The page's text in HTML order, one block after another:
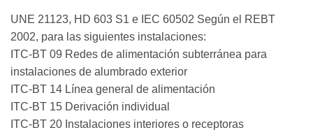
UNE 21123, HD 603 S1 e IEC 60502 Según el REBT
2002, para las siguientes instalaciones:
ITC-BT 09 Redes de alimentación subterránea para
instalaciones de alumbrado exterior
ITC-BT 14 Línea general de alimentación
ITC-BT 15 Derivación individual
ITC-BT 20 Instalaciones interiores o receptoras